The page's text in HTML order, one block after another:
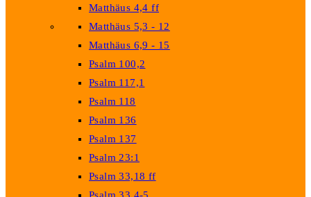
Matthäus 4,4 ff
Matthäus 5,3 - 12
Matthäus 6,9 - 15
Psalm 100,2
Psalm 117,1
Psalm 118
Psalm 136
Psalm 137
Psalm 23:1
Psalm 33,18 ff